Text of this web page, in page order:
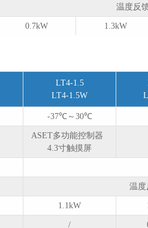
温度反
0.7kW 1.3kW
LT4-1.5
LT4-1.5W
-37℃～30℃
ASET多功能控制器
4.3寸触摸屏
温度
1.1kW
/